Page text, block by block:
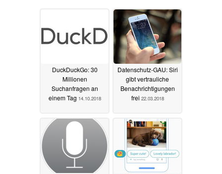
DuckDuckGo: 30
Millionen
Suchanfragen an
einem Tag 14.10.2018
Datenschutz-GAU: Siri
gibt vertrauliche
Benachrichtigungen
frei 22.03.2018